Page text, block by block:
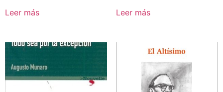
Leer más Leer más